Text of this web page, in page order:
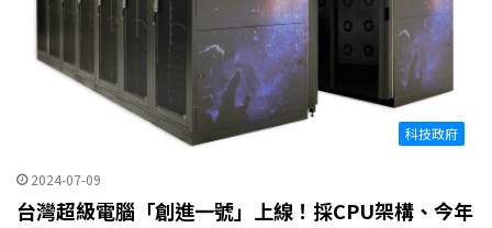
科技政府
2024-07-09
台灣超級電腦「創進一號」上線！採CPU架構、今年